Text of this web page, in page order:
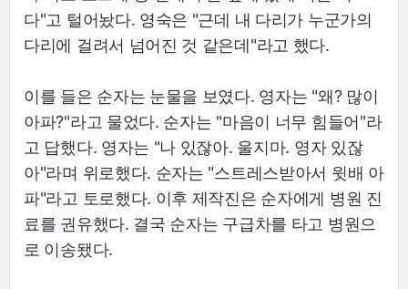
다"고 털어놨다. 영숙은 "근데 내 다리가 누군가의
다리에 걸려서 넘어진 것 같은데"라고 했다.
이를 들은 순자는 눈물을 보였다. 영자는 "왜? 많이
아파?"라고 물었다. 순자는 "마음이 너무 힘들어"라
고 답했다. 영자는 "나 있잖아. 울지마. 영자 있잖
아"라며 위로했다. 순자는 "스트레스받아서 윗배 아
파"라고 토로했다. 이후 제작진은 순자에게 병원 진
료를 권유했다. 결국 순자는 구급차를 타고 병원으
로 이송됐다.